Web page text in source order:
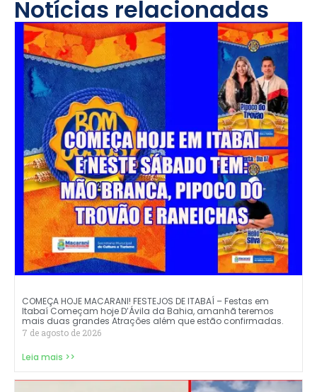
Notícias relacionadas
COMEÇA HOJE MACARANI! FESTEJOS DE ITABAÍ – Festas em
Itabaí Começam hoje D’Ávila da Bahia, amanhã teremos
mais duas grandes Atrações além que estão confirmadas.
7 de agosto de 2026
Leia mais >>